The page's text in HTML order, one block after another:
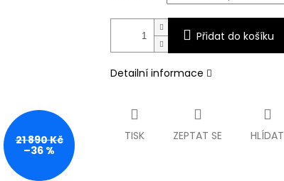
21 890 Kč
–36 %
Přidat do košíku
Detailní informace
TISK ZEPTAT SE HLÍDAT